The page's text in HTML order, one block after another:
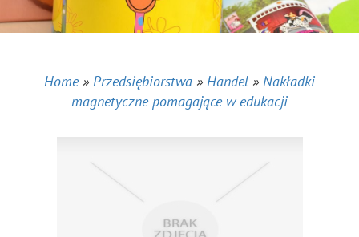
Home» Przedsiębiorstwa » Handel » Nakładki
magnetyczne pomagające w edukacji